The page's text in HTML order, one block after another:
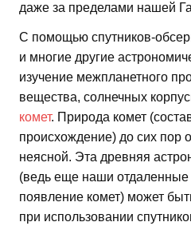
даже за пределами нашей
С помощью спутников-
и многие другие
изучение межпланетного
вещества, солнечных
комет. Природа комет
происхождение) до сих пор
неясной. Эта древняя
(ведь еще наши
появление комет) может
при использовании